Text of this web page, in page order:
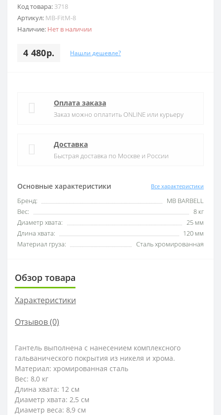
Код товара: 3718
Артикул: MB-FitM-8
Наличие: Нет в наличии
4 480р. Нашли дешевле?
Основные характеристики Все характеристики
Бренд:
MB BARBELL
Вес:
8 кг
Диаметр хвата:
25 мм
Длина хвата:
120 мм
Материал груза:
Сталь хромированная
Оплата заказа
Заказ можно оплатить ONLINE или курьеру
Доставка
Быстрая доставка по Москве и России
Обзор товара
Характеристики
Отзывов (0)
Гантель выполнена с нанесением комплексного
гальванического покрытия из никеля и хрома.
Материал: хромированная сталь
Вес: 8,0 кг
Длина хвата: 12 см
Диаметр хвата: 2,5 см
Диаметр веса: 8,9 см